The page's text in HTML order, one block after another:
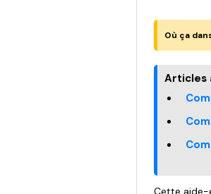
Où ça
Articles
Cette aide-